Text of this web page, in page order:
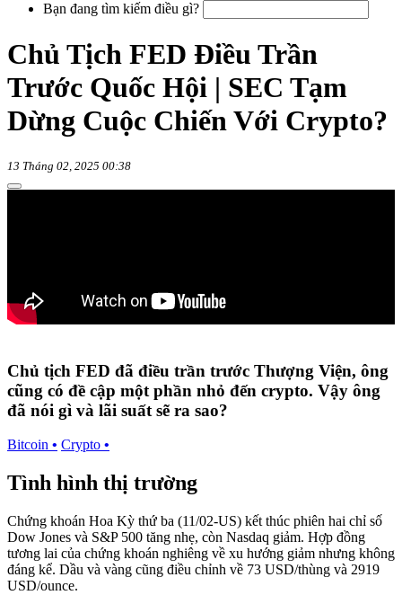
Bạn đang tìm kiếm điều gì?
Chủ Tịch FED Điều Trần
Trước Quốc Hội | SEC Tạm
Dừng Cuộc Chiến Với Crypto?
13 Tháng 02, 2025 00:38
Chủ tịch FED đã điều trần trước Thượng Viện, ông
cũng có đề cập một phần nhỏ đến crypto. Vậy ông
đã nói gì và lãi suất sẽ ra sao?
Bitcoin • Crypto •
Tình hình thị trường
Chứng khoán Hoa Kỳ thứ ba (11/02-US) kết thúc phiên hai chỉ số
Dow Jones và S&P 500 tăng nhẹ, còn Nasdaq giảm. Hợp đồng
tương lai của chứng khoán nghiêng về xu hướng giảm nhưng không
đáng kể. Dầu và vàng cũng điều chỉnh về 73 USD/thùng và 2919
USD/ounce.